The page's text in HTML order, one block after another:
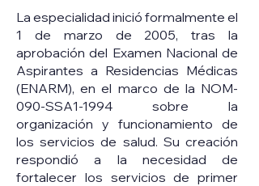
La especialidad inició formalmente el
1 de marzo de 2005, tras la
aprobación del Examen Nacional de
Aspirantes a Residencias Médicas
(ENARM), en el marco de la NOM-
090-SSA1-1994 sobre la
organización y funcionamiento de
los servicios de salud. Su creación
respondió a la necesidad de
fortalecer los servicios de primer